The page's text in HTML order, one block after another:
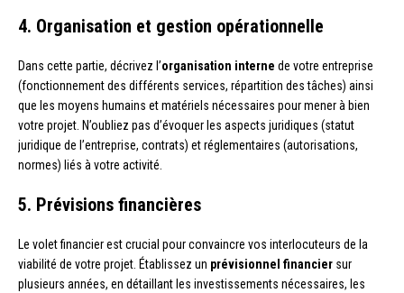
4. Organisation et gestion opérationnelle
Dans cette partie, décrivez l’organisation interne de votre entreprise
(fonctionnement des différents services, répartition des tâches) ainsi
que les moyens humains et matériels nécessaires pour mener à bien
votre projet. N’oubliez pas d’évoquer les aspects juridiques (statut
juridique de l’entreprise, contrats) et réglementaires (autorisations,
normes) liés à votre activité.
5. Prévisions financières
Le volet financier est crucial pour convaincre vos interlocuteurs de la
viabilité de votre projet. Établissez un prévisionnel financier sur
plusieurs années, en détaillant les investissements nécessaires, les